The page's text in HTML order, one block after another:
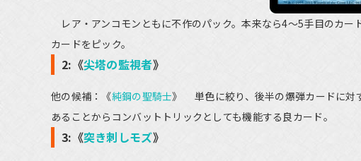
レア・アンコモンともに不作のパック。本来なら4～5手目のカ
カードをピック。
2:《尖塔の監視者》
他の候補：《純鋼の聖騎士》 単色に絞り、後半の爆弾カードに対
あることからコンバットトリックとしても機能する良カード。
3:《突き刺しモズ》